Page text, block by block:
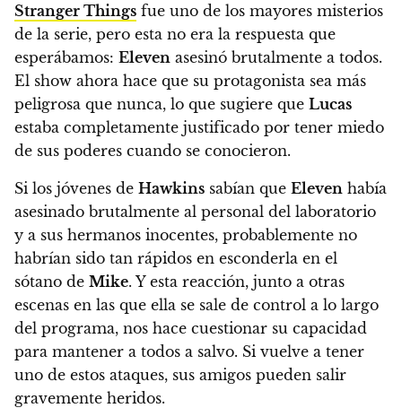
Stranger Things fue uno de los mayores misterios
de la serie, pero esta no era la respuesta que
esperábamos: Eleven asesinó brutalmente a todos.
El show ahora hace que su protagonista sea más
peligrosa que nunca, lo que sugiere que Lucas
estaba completamente justificado por tener miedo
de sus poderes cuando se conocieron.
Si los jóvenes de Hawkins sabían que Eleven había
asesinado brutalmente al personal del laboratorio
y a sus hermanos inocentes, probablemente no
habrían sido tan rápidos en esconderla en el
sótano de Mike. Y esta reacción, junto a otras
escenas en las que ella se sale de control a lo largo
del programa, nos hace cuestionar su capacidad
para mantener a todos a salvo. Si vuelve a tener
uno de estos ataques, sus amigos pueden salir
gravemente heridos.